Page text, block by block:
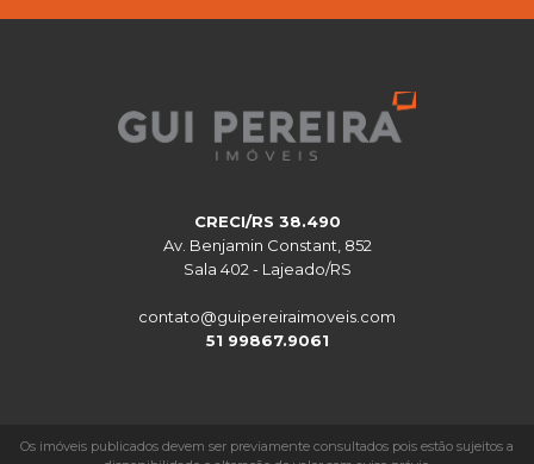
CRECI/RS 38.490
Av. Benjamin Constant, 852
Sala 402 - Lajeado/RS
contato@guipereiraimoveis.com
51 99867.9061
Os imóveis publicados devem ser previamente consultados pois estão sujeitos a